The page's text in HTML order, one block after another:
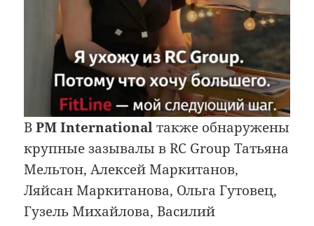
ВPM Internationalтакже обнаружены
крупные зазывалы в RC Group Татьяна
Мельтон, Алексей Маркитанов,
Ляйсан Маркитанова, Ольга Гутовец,
Гузель Михайлова, Василий